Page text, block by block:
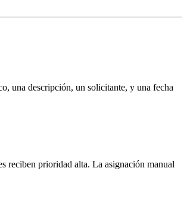
una descripción, un solicitante, y una fecha
reciben prioridad alta. La asignación manual